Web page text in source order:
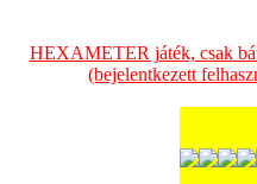
HEXAMETER játék, csak
(bejelentkezett